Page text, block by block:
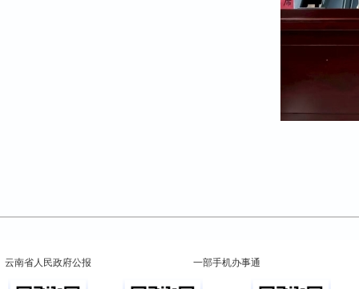
云南省人民政府公报 一部手机办事通